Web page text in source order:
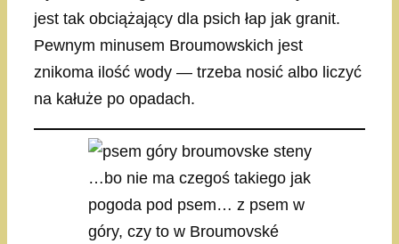
jest tak obciążający dla psich łap jak granit.
Pewnym minusem Broumowskich jest
znikoma ilość wody — trzeba nosić albo liczyć
na kałuże po opadach.
…bo nie ma czegoś takiego jak
pogoda pod psem… z psem w
góry, czy to w Broumovské